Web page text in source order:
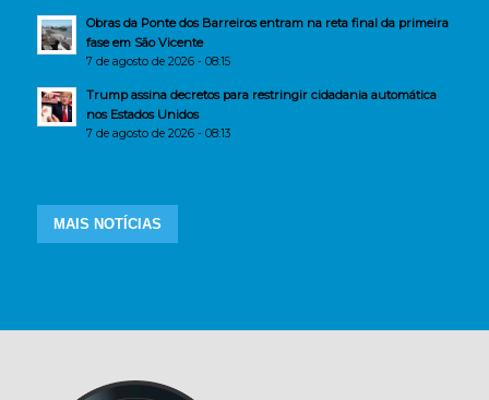
Obras da Ponte dos Barreiros entram na reta final da primeira
fase em São Vicente
7 de agosto de 2026 - 08:15
Trump assina decretos para restringir cidadania automática
nos Estados Unidos
7 de agosto de 2026 - 08:13
MAIS NOTÍCIAS